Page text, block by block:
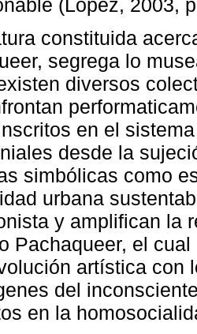
(López, 2003,
constituida
segrega lo
diversos
en el
desde la
simbólicas como
urbana
y amplifican la
Pachaqueer, el
artística con
del
en la